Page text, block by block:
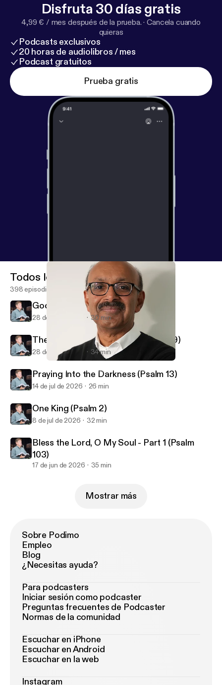
Disfruta 30 días gratis
4,99 € / mes después de la prueba. ·Cancela cuando
quieras
Podcasts exclusivos
20 horas de audiolibros / mes
Podcast gratuitos
Prueba gratis
First Alliance Church of Lexington, NC
Todos los episodios
398 episodios
God Reveals His Glory (Psalm 19)
28 de jul de 2026 30 min
The God Who Knows You (Psalm 139)
28 de jul de 2026 34 min
Praying Into the Darkness (Psalm 13)
14 de jul de 2026 26 min
One King (Psalm 2)
8 de jul de 2026 32 min
Bless the Lord, O My Soul - Part 1 (Psalm
103)
17 de jun de 2026 35 min
Mostrar más
Sobre Podimo
Empleo
Blog
¿Necesitas ayuda?
Para podcasters
Iniciar sesión como podcaster
Preguntas frecuentes de Podcaster
Normas de la comunidad
Escuchar en iPhone
Escuchar en Android
Escuchar en la web
Instagram